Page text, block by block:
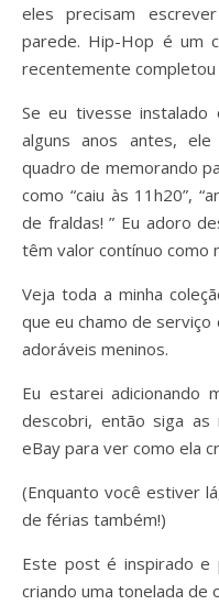
eles precisam
parede. Hip-Hop é um
recentemente completou
Se eu tivesse instalado
alguns anos antes,
quadro de memorando
como “caiu às 11h20”,
de fraldas! ” Eu adoro
têm valor contínuo como
Veja toda a minha
que eu chamo de
adoráveis ​​meninos.
Eu estarei adicionando
descobri, então siga as
eBay para ver como ela
(Enquanto você estiver
de férias também!)
Este post é inspirado e
criando uma tonelada de